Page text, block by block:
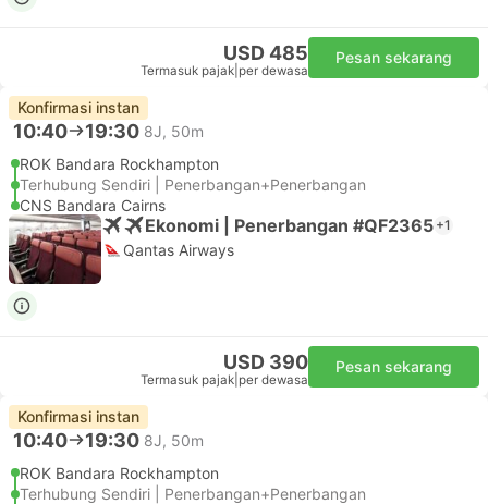
USD 485
Termasuk pajak per dewasa
Pesan sekarang
Konfirmasi instan
10:40 19:30 8J, 50m
ROK Bandara Rockhampton
Terhubung Sendiri | Penerbangan+Penerbangan
CNS Bandara Cairns
Ekonomi | Penerbangan #QF2365 +1
Qantas Airways
USD 390
Termasuk pajak per dewasa
Pesan sekarang
Konfirmasi instan
10:40 19:30 8J, 50m
ROK Bandara Rockhampton
Terhubung Sendiri | Penerbangan+Penerbangan